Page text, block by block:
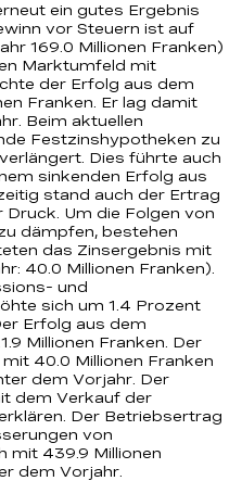
ein gutes Ergebnis
vor Steuern ist auf
169.0 Millionen Franken)
Marktumfeld mit
der Erfolg aus dem
Franken. Er lag damit
Beim aktuellen
Festzinshypotheken zu
Dies führte auch
sinkenden Erfolg aus
stand auch der Ertrag
Druck. Um die Folgen von
dämpfen, bestehen
das Zinsergebnis mit
40.0 Millionen Franken).
und
sich um 1.4 Prozent
Erfolg aus dem
Millionen Franken. Der
40.0 Millionen Franken
dem Vorjahr. Der
dem Verkauf der
Der Betriebsertrag
von
mit 439.9 Millionen
dem Vorjahr.